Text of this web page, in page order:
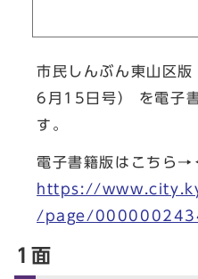
市民しんぶん東山区
6月15日号） を電子
す。
電子書籍版はこちら→
https://
/page/
1面